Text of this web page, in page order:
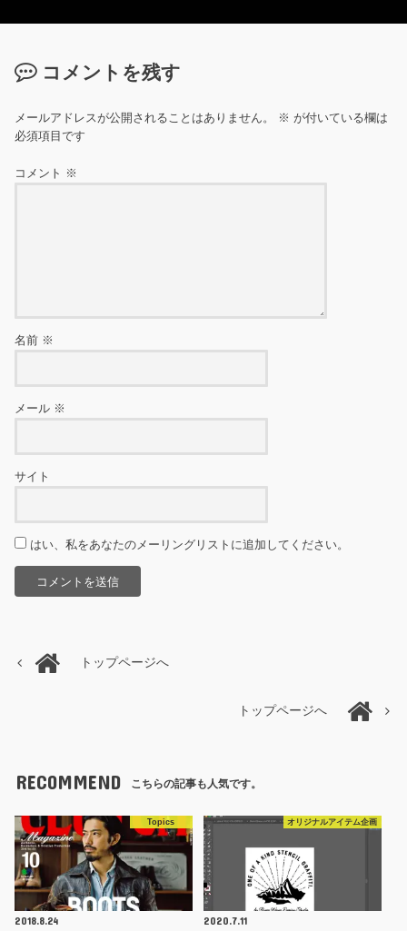
コメントを残す
メールアドレスが公開されることはありません。 ※ が付いている欄は
必須項目です
コメント ※
名前 ※
メール ※
サイト
はい、私をあなたのメーリングリストに追加してください。
トップページへ
トップページへ
RECOMMEND こちらの記事も人気です。
Topics
2018.8.24
オリジナルアイテム企画
2020.7.11